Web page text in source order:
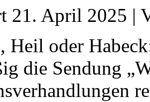
21. April 2025 |
Heil oder
die Sendung